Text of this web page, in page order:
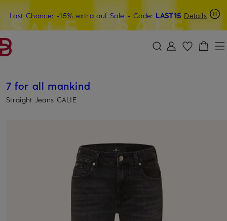
ZUM HAUPTINHALT ÜBERSPRINGEN ZUM SUCHFELD ÜBERSPRINGEN
Last Chance: -15% extra auf Sale- Code: LAST15 Details
15€-Willkommensgutschein mit Beyond sichern
7 for all mankind
Straight Jeans CALIE